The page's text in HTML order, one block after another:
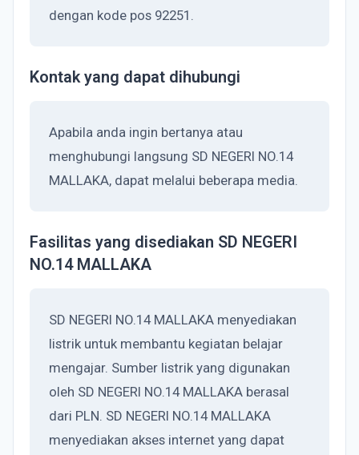
dengan kode pos 92251.
Kontak yang dapat dihubungi
Apabila anda ingin bertanya atau
menghubungi langsung SD NEGERI NO.14
MALLAKA, dapat melalui beberapa media.
Fasilitas yang disediakan SD NEGERI
NO.14 MALLAKA
SD NEGERI NO.14 MALLAKA menyediakan
listrik untuk membantu kegiatan belajar
mengajar. Sumber listrik yang digunakan
oleh SD NEGERI NO.14 MALLAKA berasal
dari PLN. SD NEGERI NO.14 MALLAKA
menyediakan akses internet yang dapat